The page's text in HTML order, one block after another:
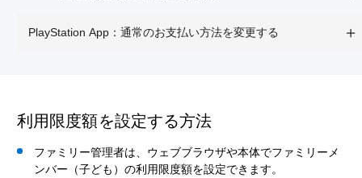
PlayStation App：通常のお支払い方法を変更する
利用限度額を設定する方法
ファミリー管理者は、ウェブブラウザや本体でファミリーメ
ンバー（子ども）の利用限度額を設定できます。